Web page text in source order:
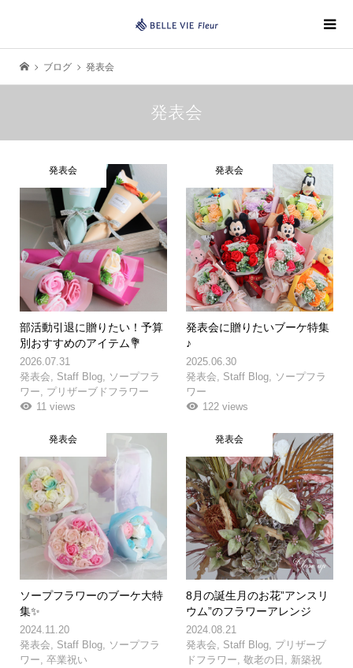
ブログ 発表会
発表会
発表会
部活動引退に贈りたい！予算
別おすすめのアイテム💐
2026.07.31
発表会
Staff Blog,
ソープフラ
ワー
プリザーブドフラワー
11 views
発表会
発表会に贈りたいブーケ特集
♪
2025.06.30
発表会
Staff Blog
ソープフラ
ワー
122 views
発表会
ソープフラワーのブーケ大特
集✨
2024.11.20
発表会, Staff Blog, ソープフラ
ワー, 卒業祝い
発表会
8月の誕生月のお花”アンスリ
ウム”のフラワーアレンジ
2024.08.21
発表会, Staff Blog, プリザーブ
ドフラワー,敬老の日 , 新築祝